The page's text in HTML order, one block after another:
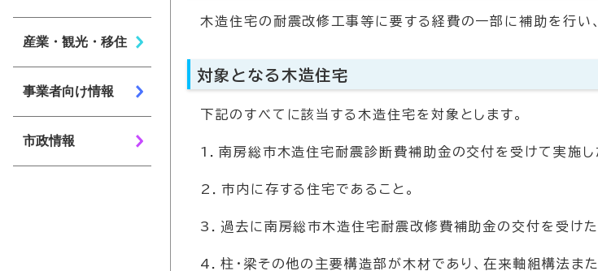
産業・観光・移住
事業者向け情報
市政情報
木造住宅の耐震改修工事等に要する経費の一部に補助を行い
対象となる木造住宅
下記のすべてに該当する木造住宅を対象とします。
1．南房総市木造住宅耐震診断費補助金の交付を受けて実施
2．市内に存する住宅であること。
3．過去に南房総市木造住宅耐震改修費補助金の交付を受けた
4．柱・梁その他の主要構造部が木材であり、在来軸組構法ま